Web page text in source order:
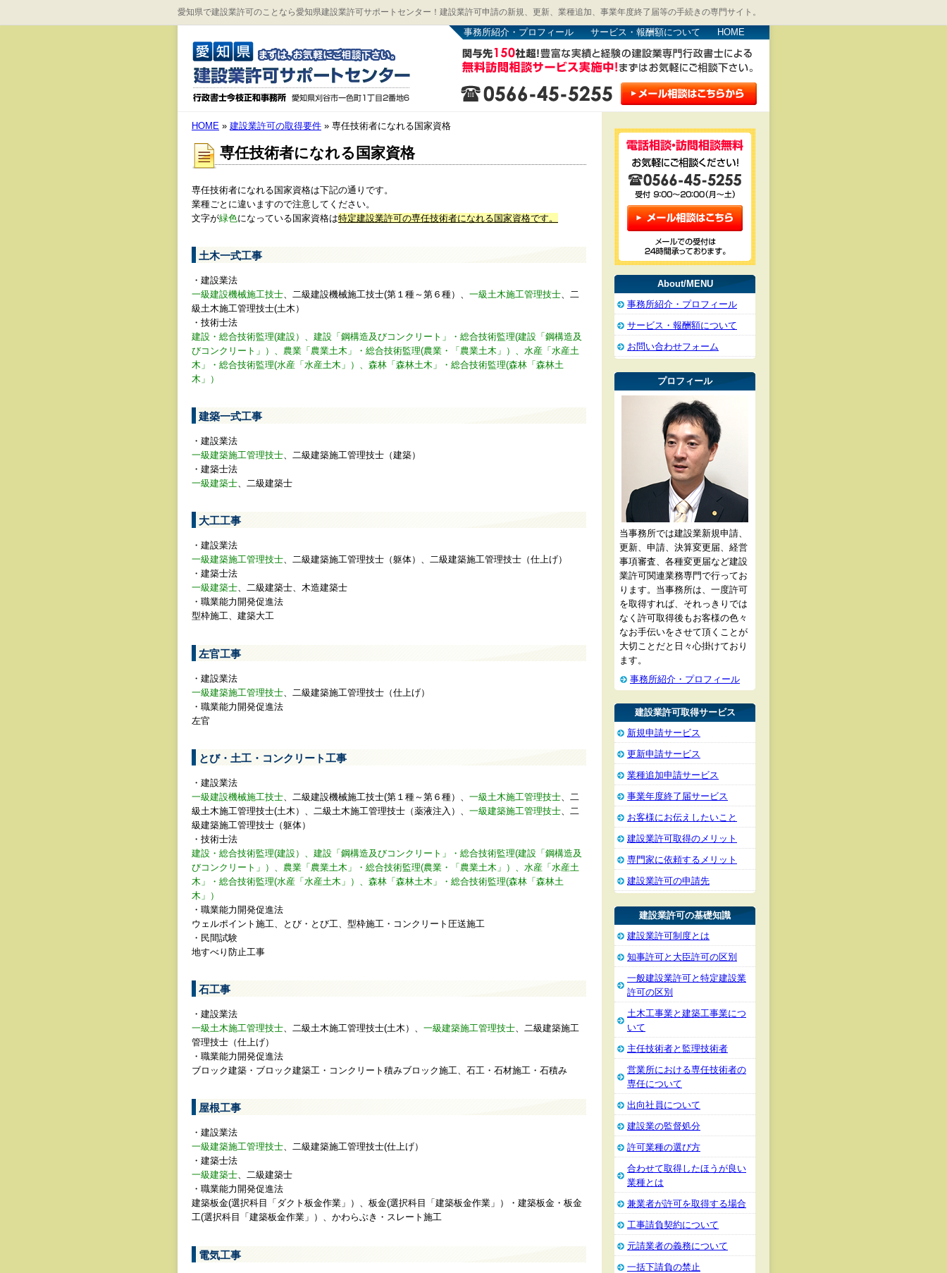
愛知県で建設業許可のことなら愛知県建設業許可サポートセンター！建設業許可申請の新規、更新、業種追加、事業年度終了届等の手続きの専門サイト。
事務所紹介・プロフィール サービス・報酬額について HOME
HOME » 建設業許可の取得要件 » 専任技術者になれる国家資格
専任技術者になれる国家資格
専任技術者になれる国家資格は下記の通りです。
業種ごとに違いますので注意してください。
文字が緑色になっている国家資格は特定建設業許可の専任技術者になれる国家資格です。
土木一式工事
・建設業法
一級建設機械施工技士 、二級建設機械施工技士(第１種～第６種）、 一級土木施工管理技士 、二
級土木施工管理技士(土木）
・技術士法
建設・総合技術監理(建設）、建設「鋼構造及びコンクリート」・総合技術監理(建設「鋼構造及
びコンクリート」）、農業「農業土木」・総合技術監理(農業・「農業土木」）、水産「水産土
木」・総合技術監理(水産「水産土木」）、森林「森林土木」・総合技術監理(森林「森林土
木」）
建築一式工事
・建設業法
一級建築施工管理技士、二級建築施工管理技士（建築）
・建築士法
一級建築士、二級建築士
大工工事
・建設業法
一級建築施工管理技士、二級建築施工管理技士（躯体）、二級建築施工管理技士（仕上げ）
・建築士法
一級建築士、二級建築士、木造建築士
・職業能力開発促進法
型枠施工、建築大工
左官工事
・建設業法
一級建築施工管理技士 、二級建築施工管理技士（仕上げ）
・職業能力開発促進法
左官
とび・土工・コンクリート工事
・建設業法
一級建設機械施工技士 、二級建設機械施工技士(第１種～第６種）、 一級土木施工管理技士 、二
級土木施工管理技士(土木）、二級土木施工管理技士（薬液注入）、 一級建築施工管理技士 、二
級建築施工管理技士（躯体）
・技術士法
建設・総合技術監理(建設）、建設「鋼構造及びコンクリート」・総合技術監理(建設「鋼構造及
びコンクリート」）、農業「農業土木」・総合技術監理(農業・「農業土木」）、水産「水産土
木」・総合技術監理(水産「水産土木」）、森林「森林土木」・総合技術監理(森林「森林土
木」）
・職業能力開発促進法
ウェルポイント施工、とび・とび工、型枠施工・コンクリート圧送施工
・民間試験
地すべり防止工事
石工事
・建設業法
一級土木施工管理技士、二級土木施工管理技士(土木）、 一級建築施工管理技士、二級建築施工
管理技士（仕上げ）
・職業能力開発促進法
ブロック建築・ブロック建築工・コンクリート積みブロック施工、石工・石材施工・石積み
屋根工事
・建設業法
一級建築施工管理技士、二級建築施工管理技士(仕上げ）
・建築士法
一級建築士、二級建築士
・職業能力開発促進法
建築板金(選択科目「ダクト板金作業」）、板金(選択科目「建築板金作業」）・建築板金・板金
工(選択科目「建築板金作業」）、かわらぶき・スレート施工
電気工事
About/MENU
事務所紹介・プロフィール
サービス・報酬額について
お問い合わせフォーム
プロフィール
当事務所では建設業新規申請、
更新、申請、決算変更届、経営
事項審査、各種変更届など建設
業許可関連業務専門で行ってお
ります。当事務所は、一度許可
を取得すれば、それっきりでは
なく許可取得後もお客様の色々
なお手伝いをさせて頂くことが
大切ことだと日々心掛けており
ます。
事務所紹介・プロフィール
建設業許可取得サービス
新規申請サービス
更新申請サービス
業種追加申請サービス
事業年度終了届サービス
お客様にお伝えしたいこと
建設業許可取得のメリット
専門家に依頼するメリット
建設業許可の申請先
建設業許可の基礎知識
建設業許可制度とは
知事許可と大臣許可の区別
一般建設業許可と特定建設業
許可の区別
土木工事業と建築工事業につ
いて
主任技術者と監理技術者
営業所における専任技術者の
専任について
出向社員について
建設業の監督処分
許可業種の選び方
合わせて取得したほうが良い
業種とは
兼業者が許可を取得する場合
工事請負契約について
元請業者の義務について
一括下請負の禁止